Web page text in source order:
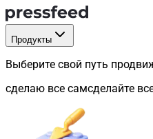
Продукты
Выберите свой путь
сделаю все самсделайте